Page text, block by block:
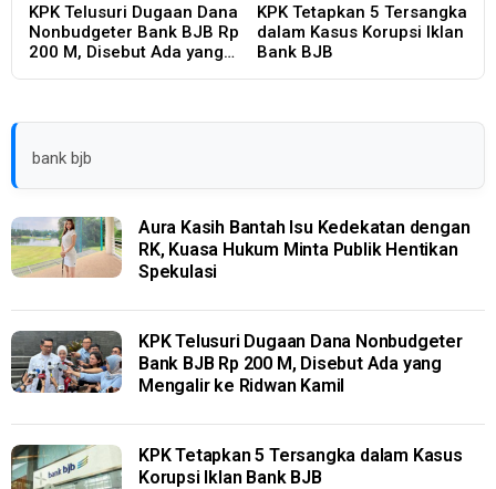
KPK Telusuri Dugaan Dana
Nonbudgeter Bank BJB Rp
200 M, Disebut Ada yang
KPK Tetapkan 5 Tersangka
dalam Kasus Korupsi Iklan
Bank BJB
bank bjb
Aura Kasih Bantah Isu Kedekatan dengan
RK, Kuasa Hukum Minta Publik Hentikan
Spekulasi
KPK Telusuri Dugaan Dana Nonbudgeter
Bank BJB Rp 200 M, Disebut Ada yang
Mengalir ke Ridwan Kamil
KPK Tetapkan 5 Tersangka dalam Kasus
Korupsi Iklan Bank BJB